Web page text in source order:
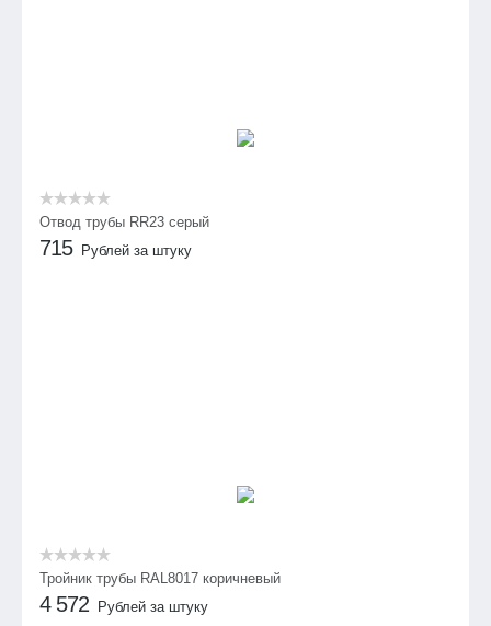
Отвод трубы RR23 серый
715 Рублей за штуку
Тройник трубы RAL8017 коричневый
4 572 Рублей за штуку